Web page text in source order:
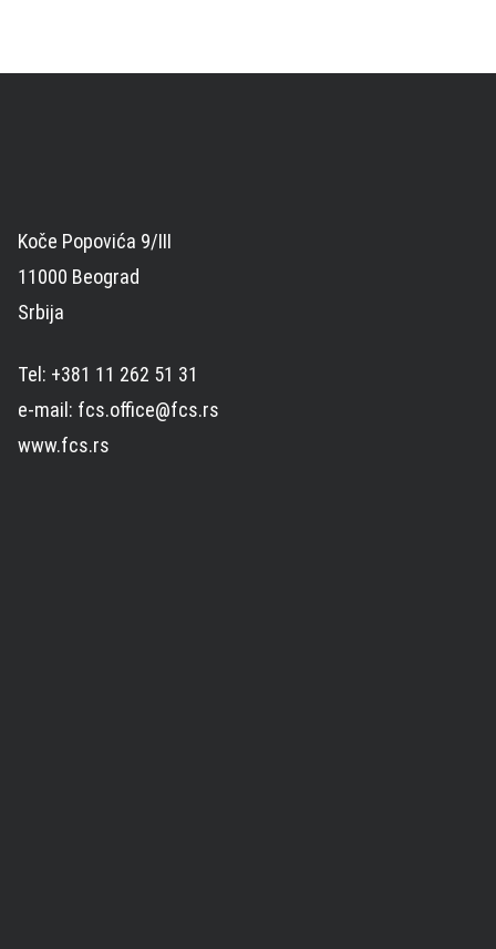
Koče Popovića 9/III
11000 Beograd
Srbija
Tel: +381 11 262 51 31
e-mail: fcs.office@fcs.rs
www.fcs.rs